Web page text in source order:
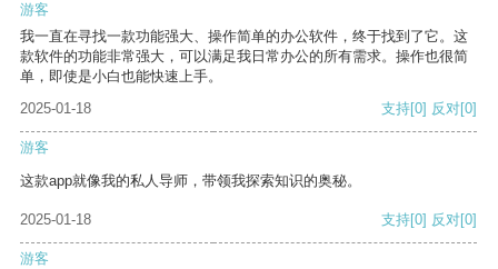
游客
我一直在寻找一款功能强大、操作简单的办公软件，终于找到了它。这
款软件的功能非常强大，可以满足我日常办公的所有需求。操作也很简
单，即使是小白也能快速上手。
2025-01-18
支持[0] 反对[0]
游客
这款app就像我的私人导师，带领我探索知识的奥秘。
2025-01-18 支持[0] 反对[0]
游客